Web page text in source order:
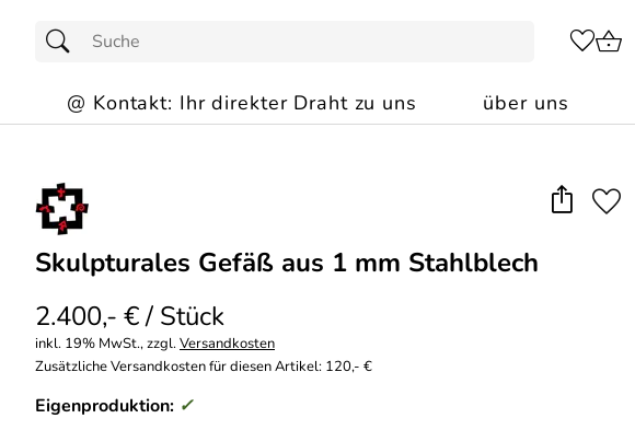
@ Kontakt: Ihr direkter Draht zu uns über uns
Skulpturales Gefäß aus 1 mm Stahlblech
2.400,- € / Stück
inkl. 19% MwSt., zzgl.Versandkosten
Zusätzliche Versandkosten für diesen Artikel: 120,- €
Eigenproduktion: ✓